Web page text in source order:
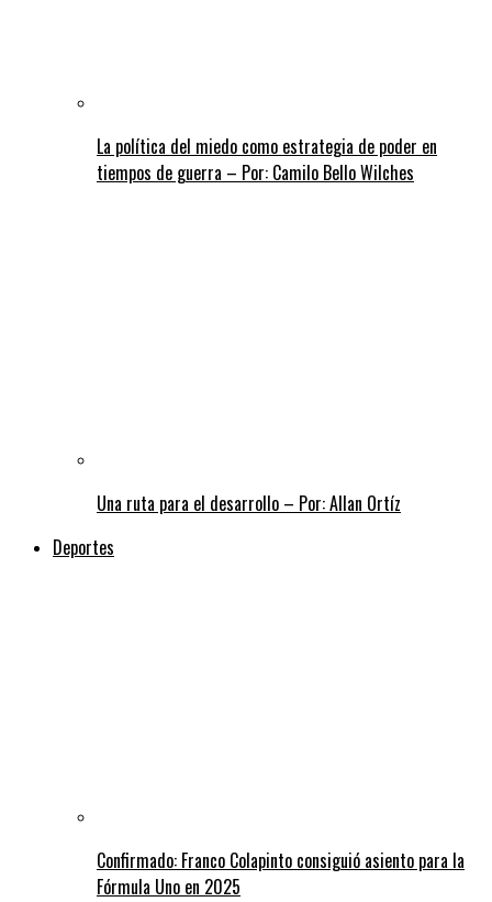
La política del miedo como estrategia de poder en
tiempos de guerra – Por: Camilo Bello Wilches
Una ruta para el desarrollo – Por: Allan Ortíz
Deportes
Confirmado: Franco Colapinto consiguió asiento para la
Fórmula Uno en 2025